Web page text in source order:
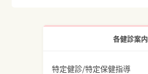
各健診案内
特定健診/特定保健指導